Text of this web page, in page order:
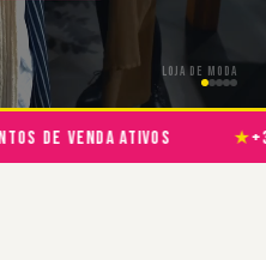
JANTAR & RESTAURANTE
venda ativos +31